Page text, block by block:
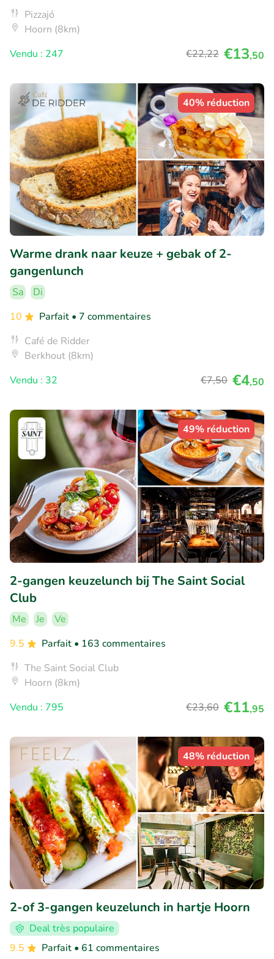
Pizzajó
Hoorn (8km)
Vendu : 247
€22,22 €13,50
40% réduction
Warme drank naar keuze + gebak of 2-
gangenlunch
Sa
Di
10
Parfait • 7 commentaires
Café de Ridder
Berkhout (8km)
Vendu : 32
€7,50 €4,50
49% réduction
2-gangen keuzelunch bij The Saint Social
Club
Me Je
Ve
9.5
Parfait • 163 commentaires
The Saint Social Club
Hoorn (8km)
Vendu : 795
€23,60 €11,95
48% réduction
2-of 3-gangen keuzelunch in hartje Hoorn
Deal très populaire
9.5
Parfait • 61 commentaires